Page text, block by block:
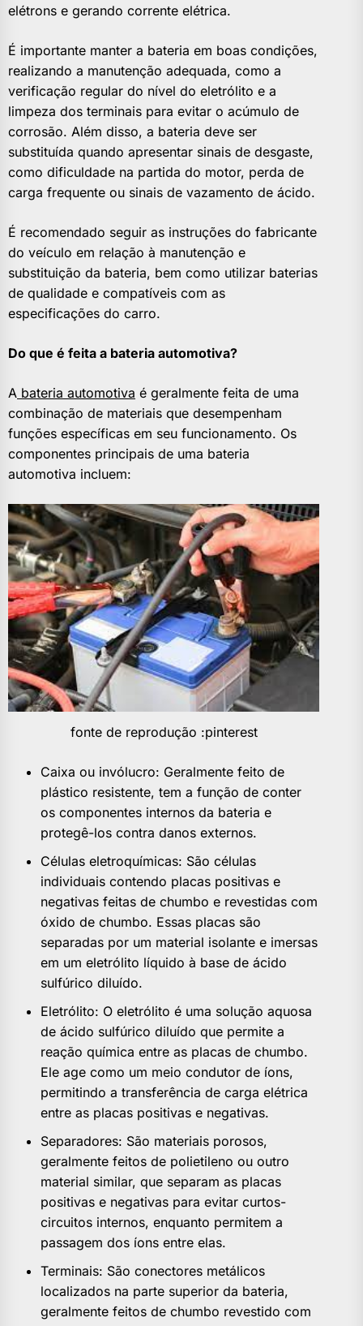
elétrons e gerando corrente elétrica.
É importante manter a bateria em boas condições,
realizando a manutenção adequada, como a
verificação regular do nível do eletrólito e a
limpeza dos terminais para evitar o acúmulo de
corrosão. Além disso, a bateria deve ser
substituída quando apresentar sinais de desgaste,
como dificuldade na partida do motor, perda de
carga frequente ou sinais de vazamento de ácido.
É recomendado seguir as instruções do fabricante
do veículo em relação à manutenção e
substituição da bateria, bem como utilizar baterias
de qualidade e compatíveis com as
especificações do carro.
Do que é feita a bateria automotiva?
A bateria automotiva é geralmente feita de uma
combinação de materiais que desempenham
funções específicas em seu funcionamento. Os
componentes principais de uma bateria
automotiva incluem:
fonte de reprodução :pinterest
Caixa ou invólucro: Geralmente feito de
plástico resistente, tem a função de conter
os componentes internos da bateria e
protegê-los contra danos externos.
Células eletroquímicas: São células
individuais contendo placas positivas e
negativas feitas de chumbo e revestidas com
óxido de chumbo. Essas placas são
separadas por um material isolante e imersas
em um eletrólito líquido à base de ácido
sulfúrico diluído.
Eletrólito: O eletrólito é uma solução aquosa
de ácido sulfúrico diluído que permite a
reação química entre as placas de chumbo.
Ele age como um meio condutor de íons,
permitindo a transferência de carga elétrica
entre as placas positivas e negativas.
Separadores: São materiais porosos,
geralmente feitos de polietileno ou outro
material similar, que separam as placas
positivas e negativas para evitar curtos-
circuitos internos, enquanto permitem a
passagem dos íons entre elas.
Terminais: São conectores metálicos
localizados na parte superior da bateria,
geralmente feitos de chumbo revestido com